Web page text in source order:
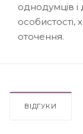
однодумців
особистості,
оточення.
ВІДГУКИ